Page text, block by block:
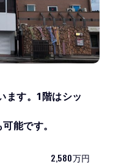
ます。1階はシッ
能です。
2,580万円